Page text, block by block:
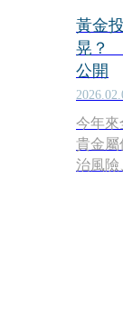
黃金
晃？
公開
今年來
貴金
治風險